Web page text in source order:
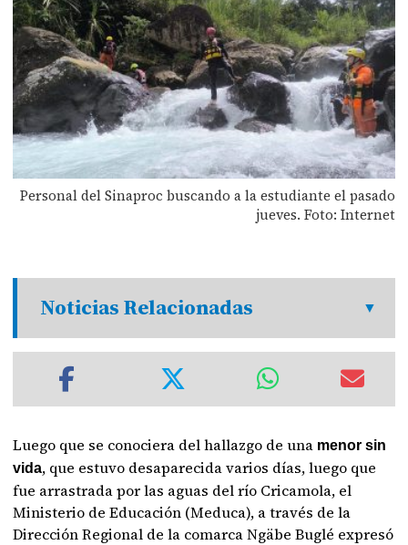
Personal del Sinaproc buscando a la estudiante el pasado
jueves. Foto: Internet
Noticias Relacionadas
Luego que se conociera del hallazgo de una menor sin
vida, que estuvo desaparecida varios días, luego que
fue arrastrada por las aguas del río Cricamola, el
Ministerio de Educación (Meduca), a través de la
Dirección Regional de la comarca Ngäbe Buglé expresó